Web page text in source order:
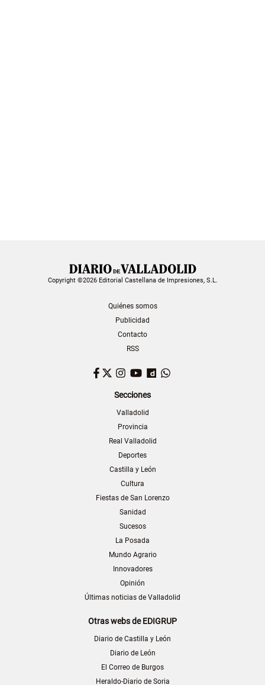
Copyright ©2026 Editorial Castellana de Impresiones, S.L.
Quiénes somos
Publicidad
Contacto
RSS
Facebook
TwitterInstagram
YouTubeDailymotion
Secciones
Valladolid
Provincia
Real Valladolid
Deportes
Castilla y León
Cultura
Fiestas de San Lorenzo
Sanidad
Sucesos
La Posada
Mundo Agrario
Innovadores
Opinión
Últimas noticias de Valladolid
Otras webs de EDIGRUP
Diario de Castilla y León
Diario de León
El Correo de Burgos
Heraldo-Diario de Soria